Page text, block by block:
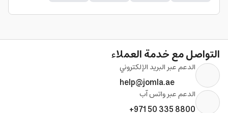
التواصل مع خدمة العملاء
الدعم عبر البريد الإلكتروني
help@jomla.ae
الدعم عبر واتس آب
+971 50 335 8800